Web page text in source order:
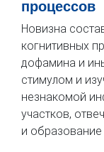
процессов
Новизна
когнитивных
дофамина и
стимулом и
незнакомой
участков,
и